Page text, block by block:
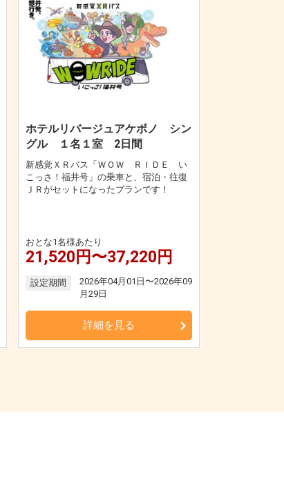
ホテルリバージュアケボノ シン
グル １名１室 2日間
新感覚ＸＲバス「ＷＯＷ ＲＩＤＥ い
こっさ！福井号」の乗車と、宿泊・往復
ＪＲがセットになったプランです！
おとな1名様あたり
21,520円〜37,220円
設定期間
2026年04月01日〜2026年09
月29日
詳細を見る